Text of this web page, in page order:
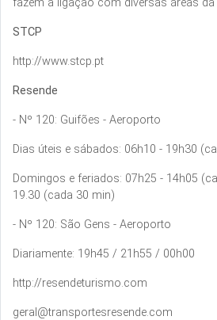
fazem a ligação com diversas áreas da
STCP
http://www.stcp.pt
Resende
- Nº 120: Guifões - Aeroporto
Dias úteis e sábados: 06h10 - 19h30
Domingos e feriados: 07h25 - 14h05
19.30 (cada 30 min)
- Nº 120: São Gens - Aeroporto
Diariamente: 19h45 / 21h55 / 00h00
http://resendeturismo.com
geral@transportesresende.com